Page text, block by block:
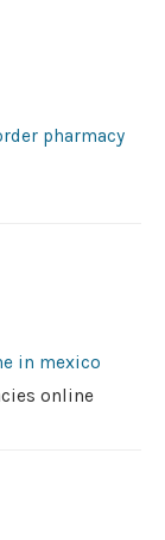
pharmacy
in mexico
online